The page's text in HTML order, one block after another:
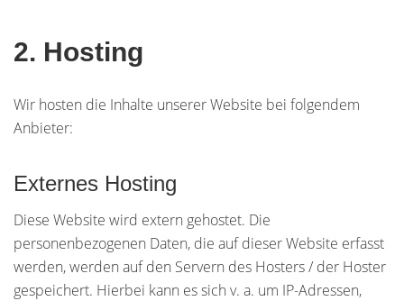
2. Hosting
Wir hosten die Inhalte unserer Website bei folgendem
Anbieter:
Externes Hosting
Diese Website wird extern gehostet. Die
personenbezogenen Daten, die auf dieser Website erfasst
werden, werden auf den Servern des Hosters / der Hoster
gespeichert. Hierbei kann es sich v. a. um IP-Adressen,